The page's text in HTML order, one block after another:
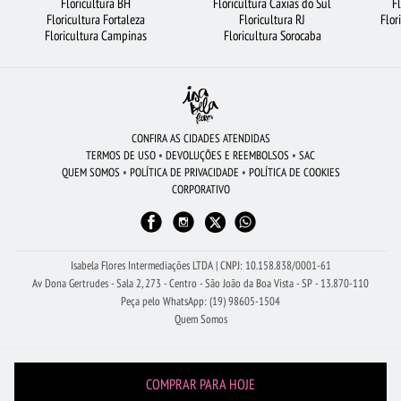
FLORICULTURA GUARULHOS FLORICULTURA BELÉM
FLORES VERMELHAS
FLORICULTURA BH
BUQUÊ DE 20 ROSAS VERMELHAS CESTA DE CHOCOLATE
FLORICULTURA CURITIBA
FLORICULTURA OSASCO
Floricultura Fortaleza
Floricultura Campinas
Floricultura RJ
Floricultura Sorocaba
CONFIRA AS CIDADES ATENDIDAS
TERMOS DE USO • DEVOLUÇÕES E REEMBOLSOS • SAC
QUEM SOMOS • POLÍTICA DE PRIVACIDADE • POLÍTICA DE COOKIES
CORPORATIVO
Isabela Flores Intermediações LTDA | CNPJ: 10.158.838/0001-61
Av Dona Gertrudes - Sala 2, 273 - Centro - São João da Boa Vista - SP - 13.870-110
Peça pelo WhatsApp: (19) 98605-1504
Quem Somos
COMPRAR PARA HOJE